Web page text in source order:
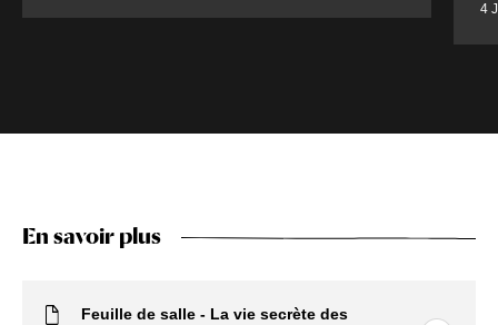
4
En savoir plus
Feuille de salle - La vie secrète des